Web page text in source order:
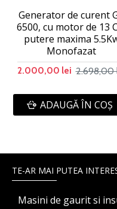
Generator de curent
6500, cu motor de 13
putere maxima
Monofazat
2.000,00 lei 2.698,00
ADAUGĂ ÎN COŞ
TE-AR MAI PUTEA
Masini de gaurit si